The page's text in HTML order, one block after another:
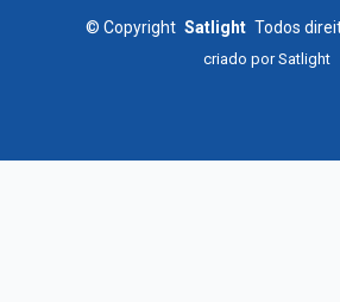
© Copyright Satlight Todos
criado porSatlight